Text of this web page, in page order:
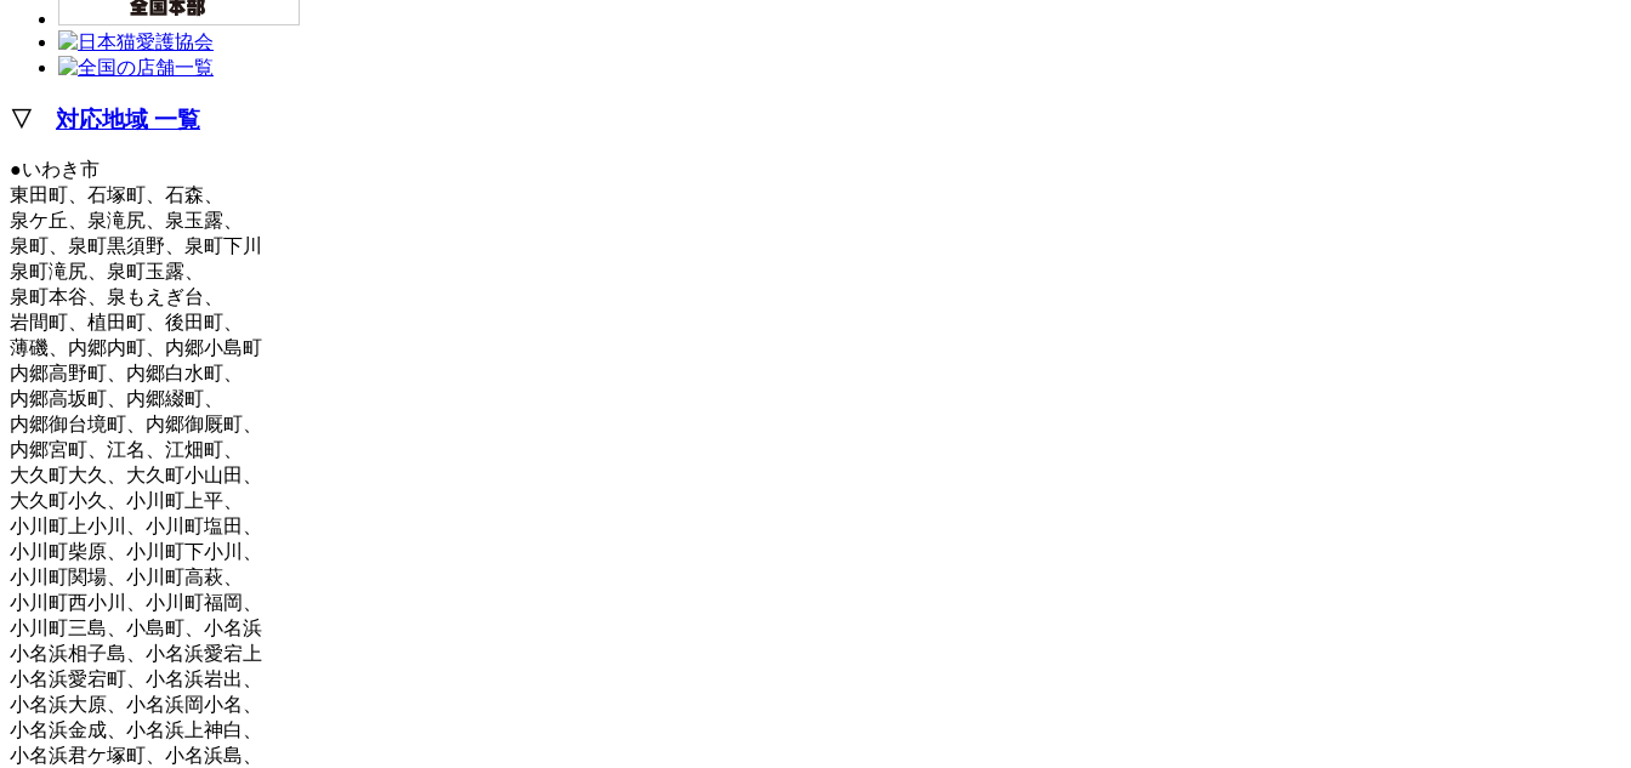
▽ 対応地域 一覧
●いわき市
東田町、石塚町、石森、
泉ケ丘、泉滝尻、泉玉露、
泉町、泉町黒須野、泉町下川
泉町滝尻、泉町玉露、
泉町本谷、泉もえぎ台、
岩間町、植田町、後田町、
薄磯、内郷内町、内郷小島町
内郷高野町、内郷白水町、
内郷高坂町、内郷綴町、
内郷御台境町、内郷御厩町、
内郷宮町、江名、江畑町、
大久町大久、大久町小山田、
大久町小久、小川町上平、
小川町上小川、小川町塩田、
小川町柴原、小川町下小川、
小川町関場、小川町高萩、
小川町西小川、小川町福岡、
小川町三島、小島町、小名浜
小名浜相子島、小名浜愛宕上
小名浜愛宕町、小名浜岩出、
小名浜大原、小名浜岡小名、
小名浜金成、小名浜上神白、
小名浜君ケ塚町、小名浜島、